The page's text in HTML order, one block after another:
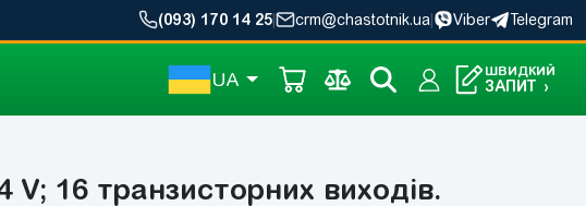
(093) 170 14 25 crm@chastotnik.ua Viber Telegram
UA ШВИДКИЙ
ЗАПИТ ›
16 транзисторних виходів.